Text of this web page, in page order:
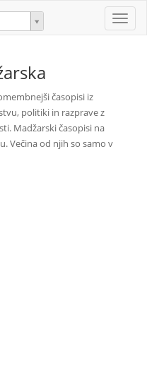
Toggle
časopisi iz
politiki in razprave z
Madžarski časopisi na
Večina od njih so samo v